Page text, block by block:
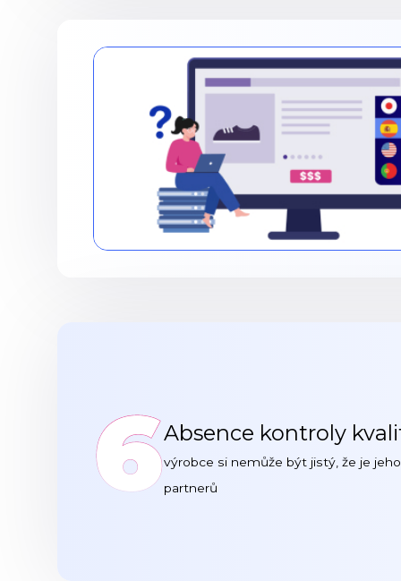
6Absence kontroly
výrobce si nemůže být jistý, že je
partnerů